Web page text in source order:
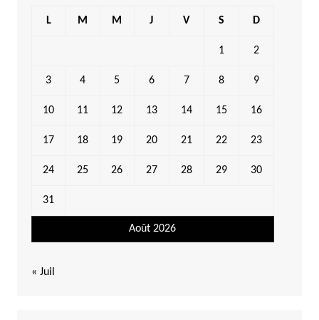
Août 2026
L M M J V S D
1 2
3 4 5 6 7 8 9
10 11 12 13 14 15 16
17 18 19 20 21 22 23
24 25 26 27 28 29 30
31
« Juil